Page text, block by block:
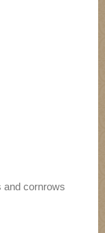
and cornrows